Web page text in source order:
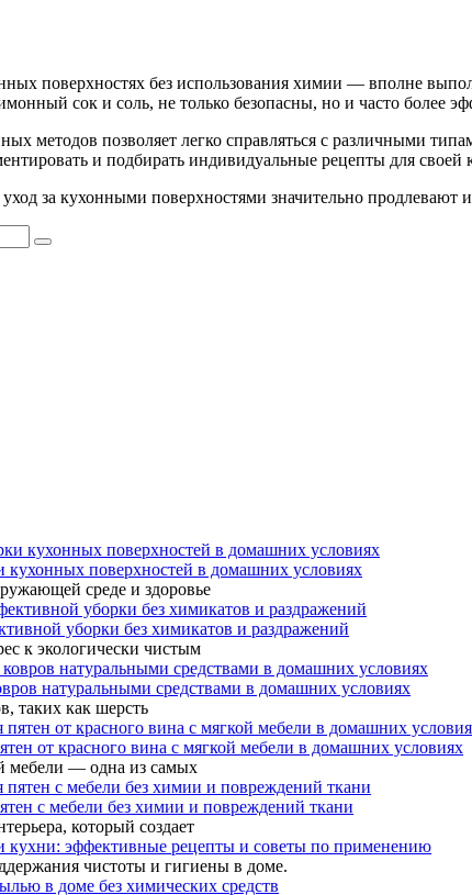
поверхностях без использования химии — вполне
сок и соль, не только безопасны, но и часто
методов позволяет легко справляться с различными
и подбирать индивидуальные рецепты для
за кухонными поверхностями значительно
кухонных поверхностей в домашних условиях
среде и здоровье
уборки без химикатов и раздражений
к экологически чистым
натуральными средствами в домашних условиях
таких как шерсть
от красного вина с мягкой мебели в домашних условиях
мебели — одна из самых
с мебели без химии и повреждений ткани
который создает
кухни: эффективные рецепты и советы по применению
чистоты и гигиены в доме.
в доме без химических средств